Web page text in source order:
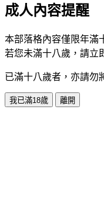
成人內容提醒
本部落格內容僅限年滿
若您未滿十八歲，請立
已滿十八歲者，亦請勿
我已滿18歲 離開